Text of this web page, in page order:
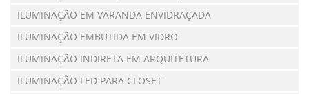
ILUMINAÇÃO EM VARANDA ENVIDRAÇADA
ILUMINAÇÃO EMBUTIDA EM VIDRO
ILUMINAÇÃO INDIRETA EM ARQUITETURA
ILUMINAÇÃO LED PARA CLOSET